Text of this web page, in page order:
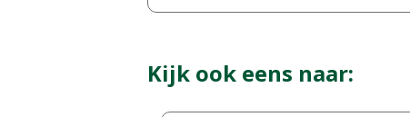
Kijk ook eens naar: